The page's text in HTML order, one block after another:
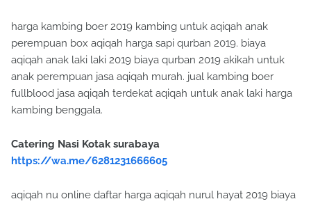
harga kambing boer 2019 kambing untuk aqiqah anak
perempuan box aqiqah harga sapi qurban 2019. biaya
aqiqah anak laki laki 2019 biaya qurban 2019 akikah untuk
anak perempuan jasa aqiqah murah. jual kambing boer
fullblood jasa aqiqah terdekat aqiqah untuk anak laki harga
kambing benggala.
Catering Nasi Kotak surabaya
https://wa.me/6281231666605
aqiqah nu online daftar harga aqiqah nurul hayat 2019 biaya